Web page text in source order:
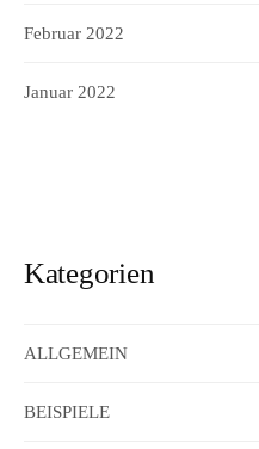
Februar 2022
Januar 2022
Kategorien
ALLGEMEIN
BEISPIELE